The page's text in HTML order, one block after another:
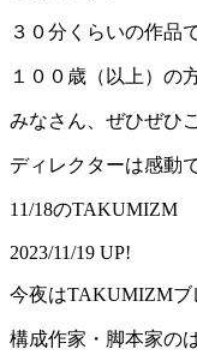
３０分くらいの作品
１００歳（以上）の
みなさん、ぜひぜひ
ディレクターは感動
11/18のTAKUMIZM
2023/11/19 UP!
今夜はTAKUMIZMブ
構成作家・脚本家の